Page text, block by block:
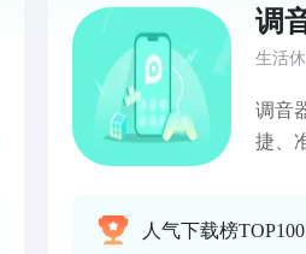
调
生活
调音
捷、
快速
人气下载榜